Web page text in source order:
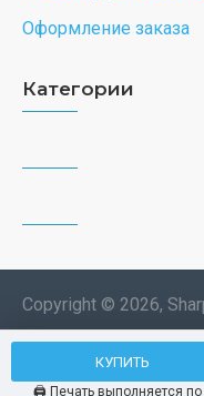
КУПИТЬ
🖨️ Печать выполняется
Оформление заказа
Категории
Copyright © 2026,
Типография.
изделий по
Мы используем